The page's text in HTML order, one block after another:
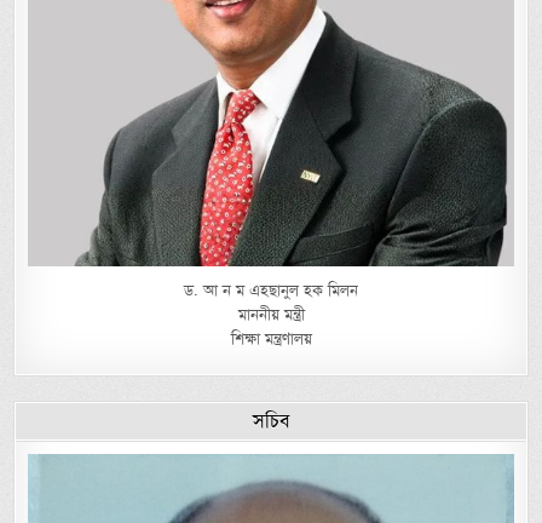
ড. আ ন ম এহছানুল হক মিলন
মাননীয় মন্ত্রী
শিক্ষা মন্ত্রণালয়
সচিব